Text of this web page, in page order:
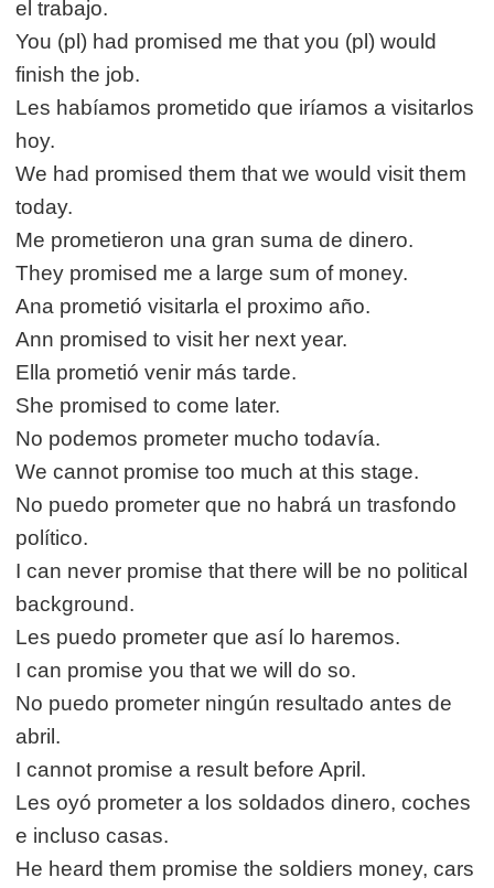
el trabajo.
You (pl) had promised me that you (pl) would
finish the job.
Les habíamos prometido que iríamos a visitarlos
hoy.
We had promised them that we would visit them
today.
Me prometieron una gran suma de dinero.
They promised me a large sum of money.
Ana prometió visitarla el proximo año.
Ann promised to visit her next year.
Ella prometió venir más tarde.
She promised to come later.
No podemos prometer mucho todavía.
We cannot promise too much at this stage.
No puedo prometer que no habrá un trasfondo
político.
I can never promise that there will be no political
background.
Les puedo prometer que así lo haremos.
I can promise you that we will do so.
No puedo prometer ningún resultado antes de
abril.
I cannot promise a result before April.
Les oyó prometer a los soldados dinero, coches
e incluso casas.
He heard them promise the soldiers money, cars